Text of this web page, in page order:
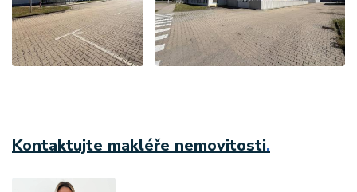
Kontaktujte makléře nemovitosti.